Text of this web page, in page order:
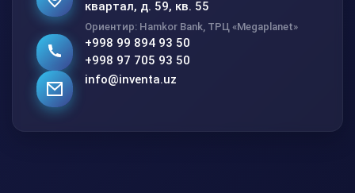
квартал, д. 59, кв. 55
Ориентир: Hamkor Bank, ТРЦ «Megaplanet»
+998 99 894 93 50
+998 97 705 93 50
info@inventa.uz